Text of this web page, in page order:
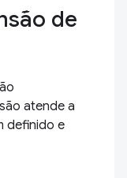
de
atende a
definido e